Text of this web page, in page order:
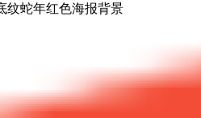
纹蛇年红色海报背景